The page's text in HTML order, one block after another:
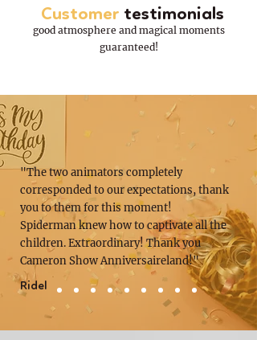
good atmosphere and magical moments
guaranteed!
Customer testimonials
"The two animators completely
corresponded to our expectations, thank
you to them for this moment!
Spiderman knew how to captivate all the
children. Extraordinary! Thank you
Cameron Show Anniversaireland!"
Ridel